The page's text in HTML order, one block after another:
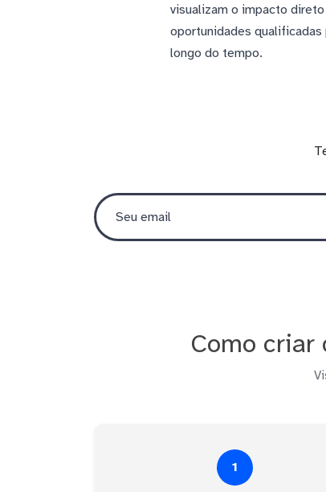
visualizam o impacto
oportunidades
longo do tempo.
Como criar
1